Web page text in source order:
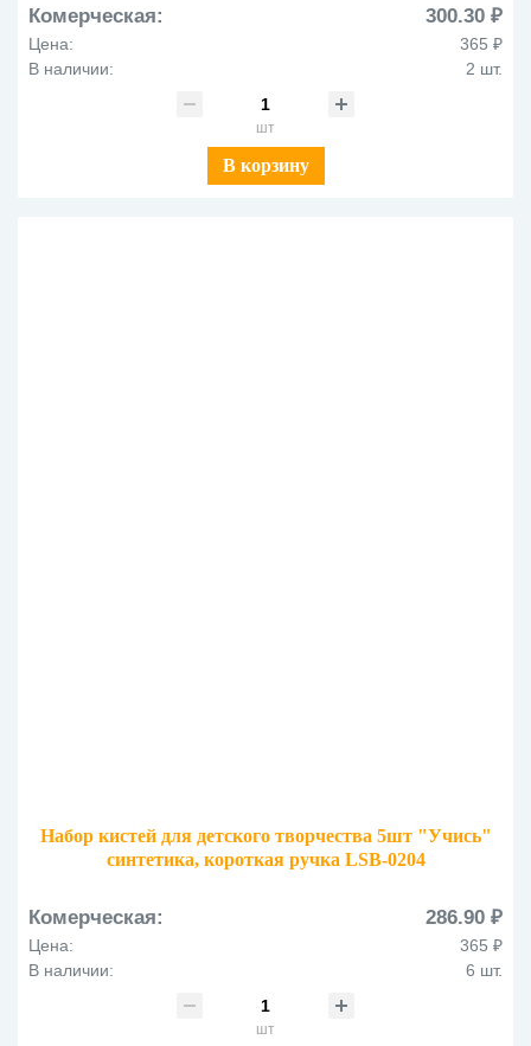
Комерческая: 300.30 ₽
Цена:
365 ₽
В наличии:
2 шт.
шт
В корзину
Набор кистей для детского творчества 5шт "Учись"
синтетика, короткая ручка LSB-0204
Комерческая: 286.90 ₽
Цена:
365 ₽
В наличии:
6 шт.
шт